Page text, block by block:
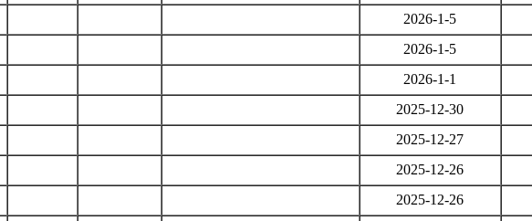
2026-1-5
2026-1-5
2026-1-1
2025-12-30
2025-12-27
2025-12-26
2025-12-26